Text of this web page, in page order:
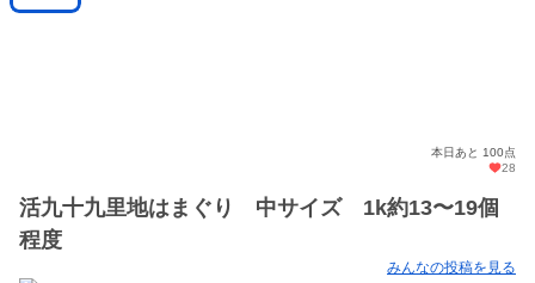
本日あと 100点
28
活九十九里地はまぐり 中サイズ 1k約13〜19個
程度
みんなの投稿を見る